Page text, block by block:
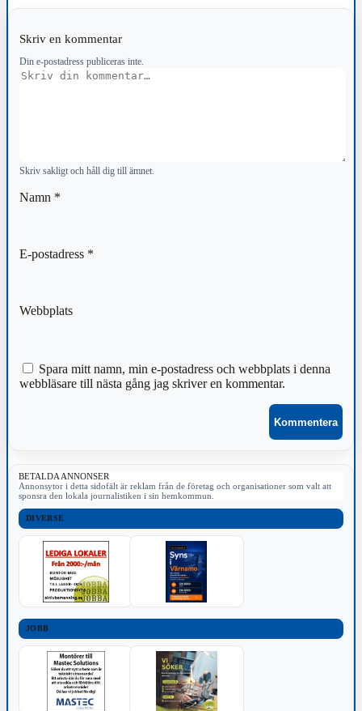
Skriv en kommentar
Din e-postadress publiceras inte.
Kommentar
Skriv sakligt och håll dig till ämnet.
Namn *
E-postadress *
Webbplats
Spara mitt namn, min e-postadress och webbplats i denna
webbläsare till nästa gång jag skriver en kommentar.
BETALDA ANNONSER
Annonsytor i detta sidofält är reklam från de företag och organisationer som valt att
sponsra den lokala journalistiken i sin hemkommun.
DIVERSE
JOBB